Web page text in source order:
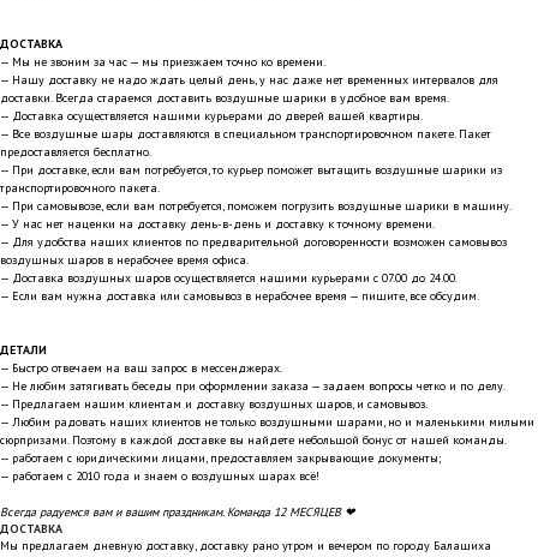
ДОСТАВКА
— Мы не звоним за час — мы приезжаем точно ко времени.
— Нашу доставку не надо ждать целый день, у нас даже нет временных интервалов для
доставки. Всегда стараемся доставить воздушные шарики в удобное вам время.
— Доставка осуществляется нашими курьерами до дверей вашей квартиры.
— Все воздушные шары доставляются в специальном транспортировочном пакете. Пакет
предоставляется бесплатно.
— При доставке, если вам потребуется, то курьер поможет вытащить воздушные шарики из
транспортировочного пакета.
— При самовывозе, если вам потребуется, поможем погрузить воздушные шарики в машину.
— У нас нет наценки на доставку день-в-день и доставку к точному времени.
— Для удобства наших клиентов по предварительной договоренности возможен самовывоз
воздушных шаров в нерабочее время офиса.
— Доставка воздушных шаров осуществляется нашими курьерами с 07.00 до 24.00.
— Если вам нужна доставка или самовывоз в нерабочее время — пишите, все обсудим.
ДЕТАЛИ
— Быстро отвечаем на ваш запрос в мессенджерах.
— Не любим затягивать беседы при оформлении заказа — задаем вопросы четко и по делу.
— Предлагаем нашим клиентам и доставку воздушных шаров, и самовывоз.
— Любим радовать наших клиентов не только воздушными шарами, но и маленькими милыми
сюрпризами. Поэтому в каждой доставке вы найдете небольшой бонус от нашей команды.
— работаем с юридическими лицами, предоставляем закрывающие документы;
— работаем с 2010 года и знаем о воздушных шарах всё!
Всегда радуемся вам и вашим праздникам. Команда 12 МЕСЯЦЕВ ❤
ДОСТАВКА
Мы предлагаем дневную доставку, доставку рано утром и вечером по городу Балашиха